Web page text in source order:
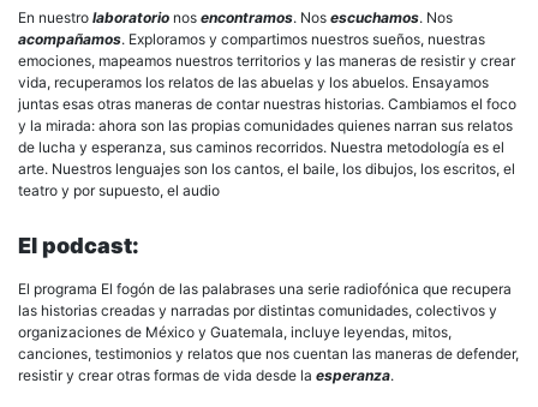
En nuestro laboratorio nos encontramos. Nos escuchamos. Nos
acompañamos. Exploramos y compartimos nuestros sueños, nuestras
emociones, mapeamos nuestros territorios y las maneras de resistir y crear
vida, recuperamos los relatos de las abuelas y los abuelos. Ensayamos
juntas esas otras maneras de contar nuestras historias. Cambiamos el foco
y la mirada: ahora son las propias comunidades quienes narran sus relatos
de lucha y esperanza, sus caminos recorridos. Nuestra metodología es el
arte. Nuestros lenguajes son los cantos, el baile, los dibujos, los escritos, el
teatro y por supuesto, el audio
El podcast:
El programa El fogón de las palabrases una serie radiofónica que recupera
las historias creadas y narradas por distintas comunidades, colectivos y
organizaciones de México y Guatemala, incluye leyendas, mitos,
canciones, testimonios y relatos que nos cuentan las maneras de defender,
resistir y crear otras formas de vida desde la esperanza.